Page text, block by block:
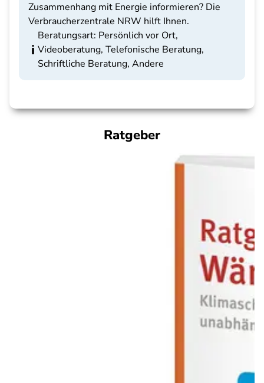
Zusammenhang mit Energie informieren? Die
Verbraucherzentrale NRW hilft Ihnen.
Beratungsart: Persönlich vor Ort,
Videoberatung, Telefonische Beratung,
Schriftliche Beratung, Andere
Ratgeber